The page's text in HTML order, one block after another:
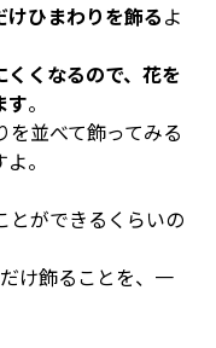
ひまわりを飾るよ
くなるので、花を
す。
並べて飾ってみる
。
とができるくらいの
け飾ることを、一